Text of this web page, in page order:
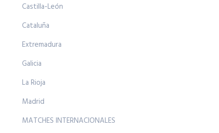
Castilla-León
Cataluña
Extremadura
Galicia
La Rioja
Madrid
MATCHES INTERNACIONALES